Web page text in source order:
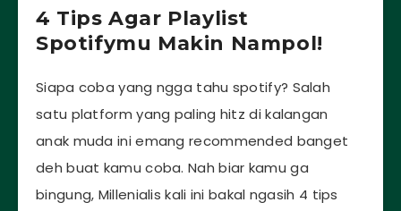
4 Tips Agar Playlist
Spotifymu Makin Nampol!
Siapa coba yang ngga tahu spotify? Salah
satu platform yang paling hitz di kalangan
anak muda ini emang recommended banget
deh buat kamu coba. Nah biar kamu ga
bingung, Millenialis kali ini bakal ngasih 4 tips